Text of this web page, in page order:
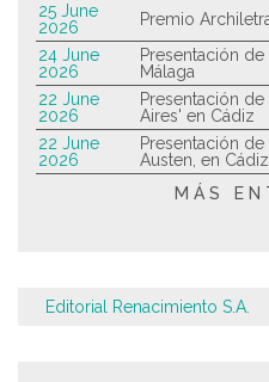
25 June
2026
Premio
24 June
2026
Presentación
Málaga
22 June
2026
Presentación
Aires' en Cádiz
22 June
2026
Presentación
Austen, en Cádiz
MÁS
Editorial Renacimiento S.A.